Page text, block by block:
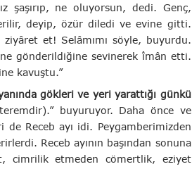
şaşırıp, ne oluyorsun, dedi. Genç,
deyip, özür diledi ve evine gitti.
et! Selâmımı söyle, buyurdu.
gönderildiğine sevinerek îmân etti.
kavuştu.”
yanında gökleri ve yeri yarattığı günkü
buyuruyor. Daha önce ve
Receb ayı idi. Peygamberimizden
Receb ayının başından sonuna
cimrilik etmeden cömertlik, eziyet